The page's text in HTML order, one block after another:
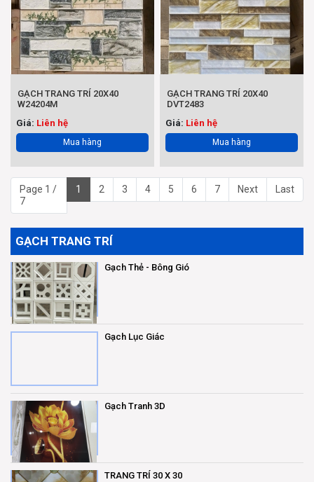
GẠCH TRANG TRÍ 20X40
W24204M
Giá: Liên hệ
Mua hàng
GẠCH TRANG TRÍ 20X40
DVT2483
Giá: Liên hệ
Mua hàng
Page 1 /
7
1 2 3 4 5 6 7 Next Last
GẠCH TRANG TRÍ
Gạch Thẻ - Bông Gió
Gạch Lục Giác
Gạch Tranh 3D
TRANG TRÍ 30 X 30